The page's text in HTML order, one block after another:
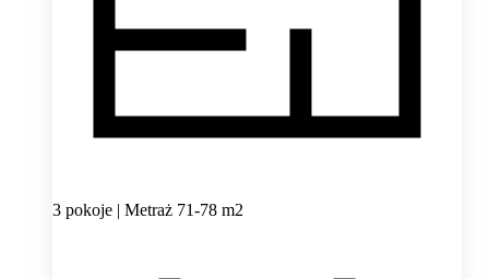
3 pokoje | Metraż 71-78 m2